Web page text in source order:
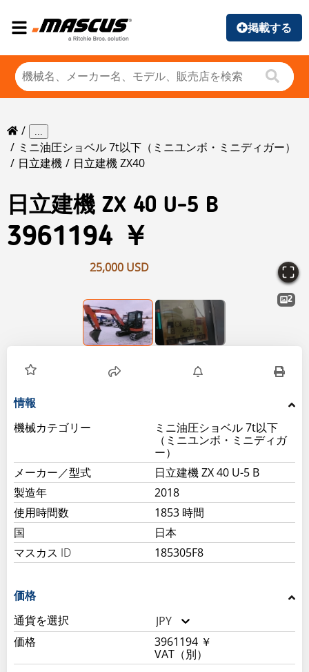
掲載する
...
ミニ油圧ショベル 7t以下（ミニユンボ・ミニディガー）
日立建機
日立建機 ZX40
日立建機 ZX 40 U-5 B
3961194 ￥
25,000 USD
2
情報
機械カテゴリー
ミニ油圧ショベル 7t以下
（ミニユンボ・ミニディガ
ー）
メーカー／型式
日立建機 ZX 40 U-5 B
製造年
2018
使用時間数
1853 時間
国
日本
マスカス ID
185305F8
価格
通貨を選択
JPY
価格
3961194 ￥
VAT（別）